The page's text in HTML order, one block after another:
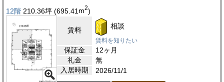
12階 210.36坪 (695.41 m2)
賃料 相談
賃料を知りたい
保証金
12ヶ月
礼金
無
入居時期
2026/11/1